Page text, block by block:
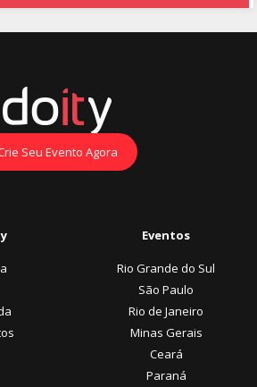
Seu Evento Agora
Eventos
Rio Grande do Sul
São Paulo
Rio de Janeiro
Minas Gerais
Ceará
Paraná